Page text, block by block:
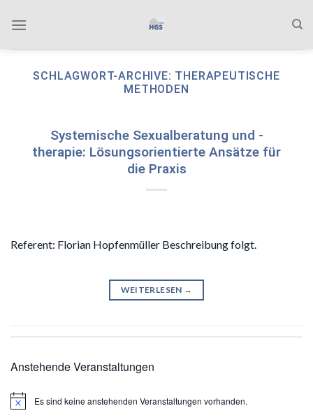
Inhalt
SCHLAGWORT-ARCHIVE: THERAPEUTISCHE
METHODEN
Systemische Sexualberatung und -
therapie: Lösungsorientierte Ansätze für
die Praxis
Referent: Florian Hopfenmüller Beschreibung folgt.
WEITERLESEN →
Anstehende Veranstaltungen
HinweisEs sind keine anstehenden Veranstaltungen vorhanden.